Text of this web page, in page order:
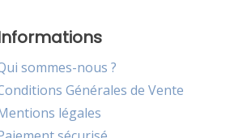
sommes-nous ?
Générales de Vente
légales